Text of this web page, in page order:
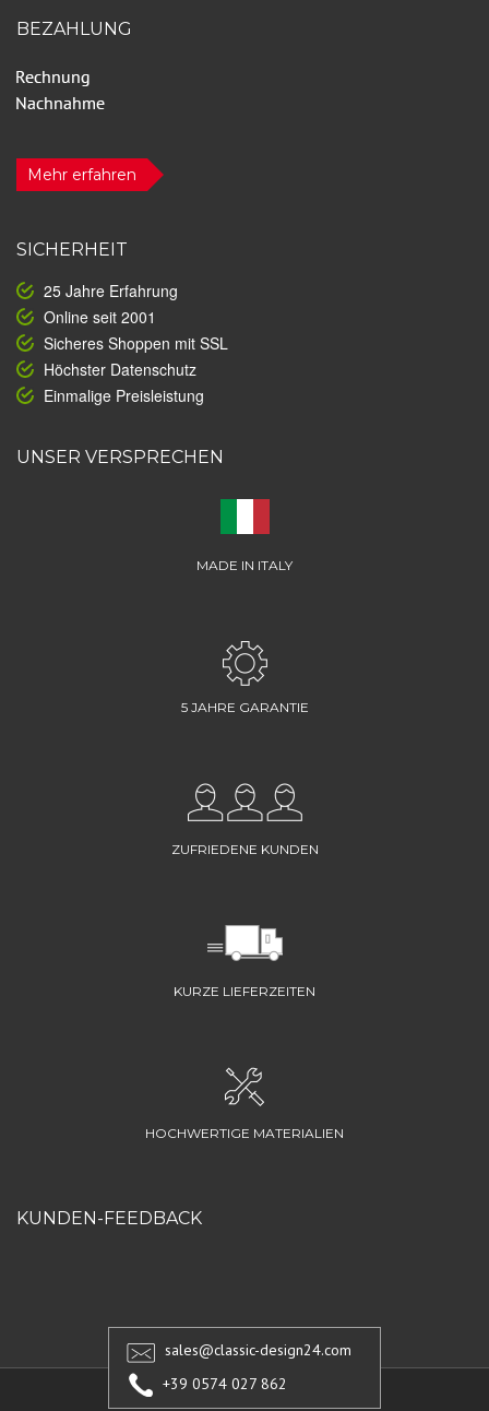
BEZAHLUNG
Mehr erfahren
SICHERHEIT
25 Jahre Erfahrung
Online seit 2001
Sicheres Shoppen mit SSL
Höchster Datenschutz
Einmalige Preisleistung
UNSER VERSPRECHEN
MADE IN ITALY
5 JAHRE GARANTIE
ZUFRIEDENE KUNDEN
KURZE LIEFERZEITEN
HOCHWERTIGE MATERIALIEN
KUNDEN-FEEDBACK
sales@classic-design24.com
+39 0574 027 862